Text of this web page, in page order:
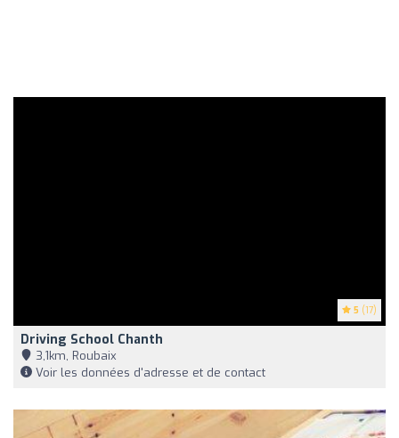
5 (17)
Driving School Chanth
3,1km, Roubaix
Voir les données d'adresse et de contact